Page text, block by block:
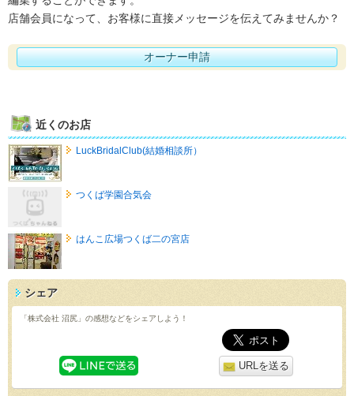
店舗会員になって、お客様に直接メッセージを伝えてみませんか？
オーナー申請
近くのお店
LuckBridalClub(結婚相談所）
つくば学園合気会
はんこ広場つくば二の宮店
シェア
「株式会社 沼尻」の感想などをシェアしよう！
URLを送る